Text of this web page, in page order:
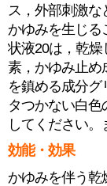
ス，外部刺激な
かゆみを生じる
状液20は，乾
素，かゆみ止め
を鎮める成分
タつかない白色
してください。
効能・効果
かゆみを伴う乾